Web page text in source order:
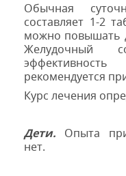
Обычная
составляет 1-2
можно повышать
Желудочный
рекомендуется
Курс лечения
Дети.
Опыта
нет.